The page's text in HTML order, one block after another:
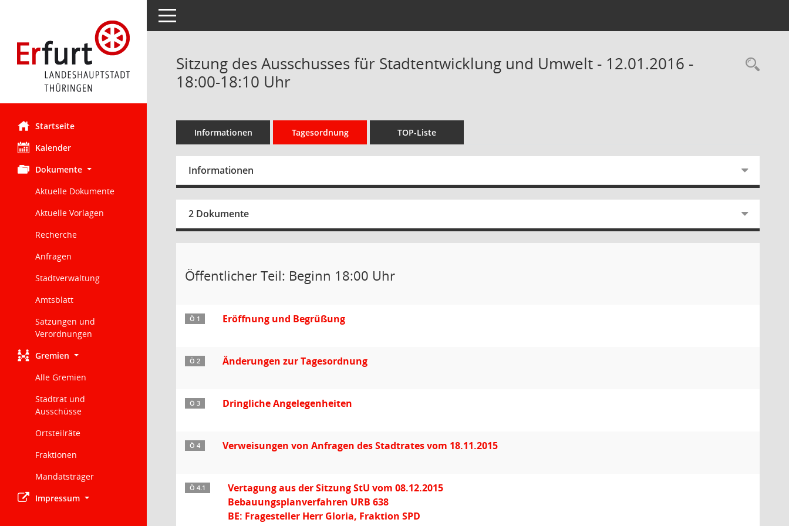
Startseite
Kalender
Dokumente
Aktuelle Dokumente
Aktuelle Vorlagen
Recherche
Anfragen
Stadtverwaltung
Amtsblatt
Satzungen und
Verordnungen
Gremien
Alle Gremien
Stadtrat und
Ausschüsse
Ortsteilräte
Fraktionen
Mandatsträger
Impressum
Toggle navigation
Sitzung des Ausschusses für Stadtentwicklung und Umwelt - 12.01.2016 -
18:00-18:10 Uhr
Informationen Tagesordnung TOP-Liste
Informationen
2 Dokumente
Öffentlicher Teil: Beginn 18:00 Uhr
Ö 1 Eröffnung und Begrüßung
Ö 2 Änderungen zur Tagesordnung
Ö 3 Dringliche Angelegenheiten
Ö 4 Verweisungen von Anfragen des Stadtrates vom 18.11.2015
Ö 4.1
Vertagung aus der Sitzung StU vom 08.12.2015
Bebauungsplanverfahren URB 638
BE: Fragesteller Herr Gloria, Fraktion SPD